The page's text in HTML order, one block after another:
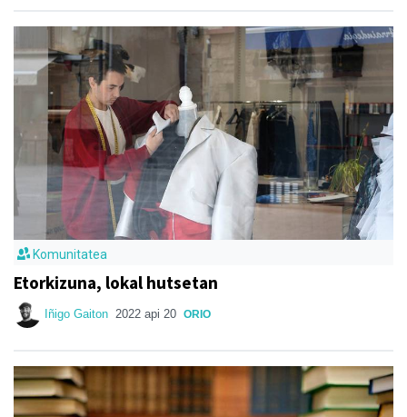
Komunitatea
Etorkizuna, lokal hutsetan
Iñigo Gaiton 2022 api 20 ORIO